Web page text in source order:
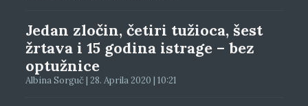
Jedan zločin, četiri tužioca, šest
žrtava i 15 godina istrage – bez
optužnice
Albina Sorguč | 28. Aprila 2020 | 10:21